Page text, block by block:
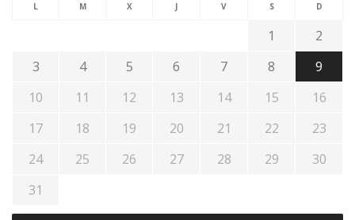
L M X J V S D
1
2
3
4 5 6 7 8
9
10
11 12 13 14 15
16
17
18 19 20 21 22
23
24
25 26 27 28 29
30
31